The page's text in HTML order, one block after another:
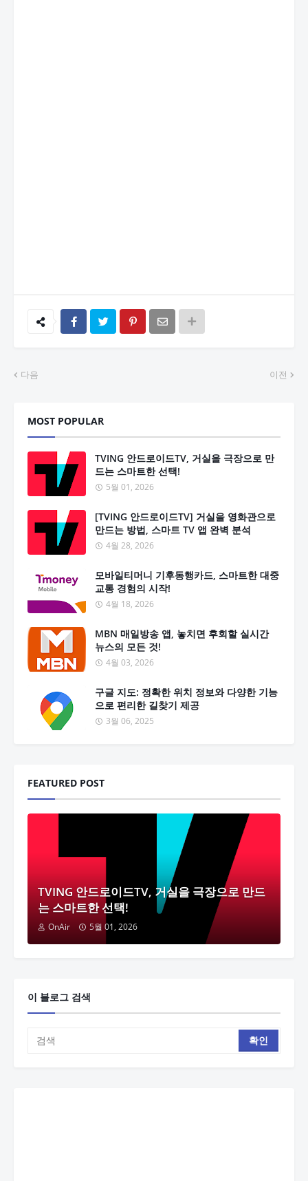
다음 이전
MOST POPULAR
TVING 안드로이드TV, 거실을 극장으로 만
드는 스마트한 선택!
5월 01, 2026
[TVING 안드로이드TV] 거실을 영화관으로
만드는 방법, 스마트 TV 앱 완벽 분석
4월 28, 2026
모바일티머니 기후동행카드, 스마트한 대중
교통 경험의 시작!
4월 18, 2026
MBN 매일방송 앱, 놓치면 후회할 실시간
뉴스의 모든 것!
4월 03, 2026
구글 지도: 정확한 위치 정보와 다양한 기능
으로 편리한 길찾기 제공
3월 06, 2025
FEATURED POST
TVING 안드로이드TV, 거실을 극장으로 만드
는 스마트한 선택!
OnAir 5월 01, 2026
이 블로그 검색